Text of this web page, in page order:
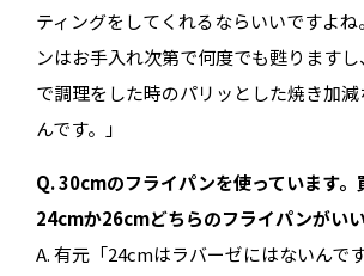
ティングをしてくれるならいいですよ
ンはお手入れ次第で何度でも甦ります
で調理をした時のパリッとした焼き加
んです。」
Q. 30cmのフライパンを使っています。
24cmか26cmどちらのフライパンがい
A. 有元「24cmはラバーゼにはないんで